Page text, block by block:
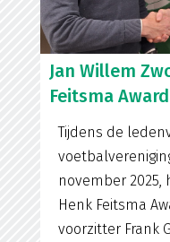
Jan Willem
Feitsma Award
Tijdens de
november 2025,
Henk Feitsma
voorzitter Frank